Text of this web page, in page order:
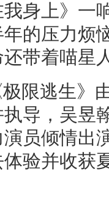
身上》一
年的压力烦
带着喵星
限逃生》
导，吴昱
员倾情出
验并收获